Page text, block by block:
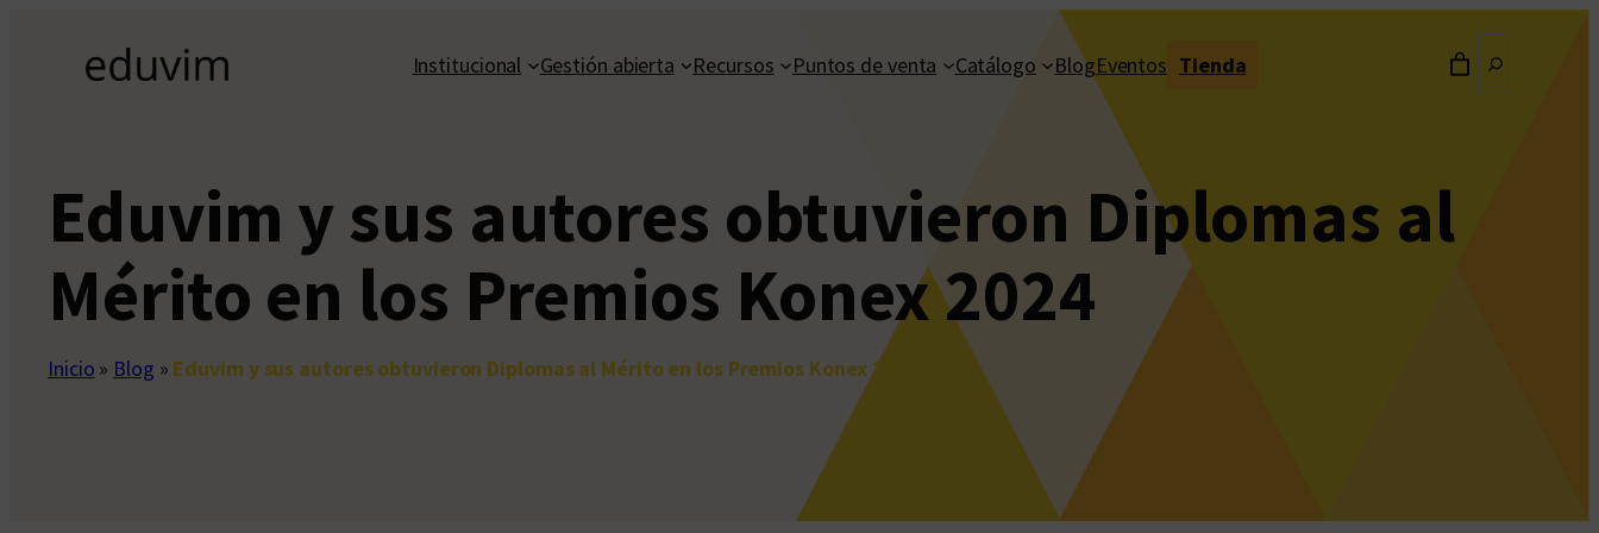
contenido
Institucional Gestión abierta Recursos Puntos de venta Catálogo BlogEventos Tienda
Eduvim y sus autores obtuvieron Diplomas al
Mérito en los Premios Konex 2024
Inicio » Blog » Eduvim y sus autores obtuvieron Diplomas al Mérito en los Premios Konex 2024